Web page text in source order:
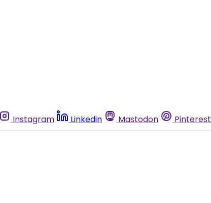
Instagram Linkedin Mastodon Pinterest